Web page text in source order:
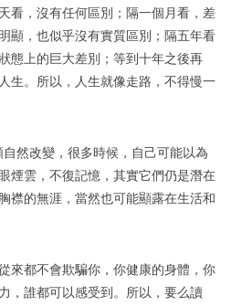
看，沒有任何區別；隔一個月看，差
顯，也似乎沒有實質區別；隔五年看
態上的巨大差別；等到十年之後再
生。所以，人生就像走路，不得慢一
然改變，很多時候，自己可能以為
煙雲，不復記憶，其實它們仍是潛在
襟的無涯，當然也可能顯露在生活和
來都不會欺騙你，你健康的身體，你
，誰都可以感受到。所以，要么讀